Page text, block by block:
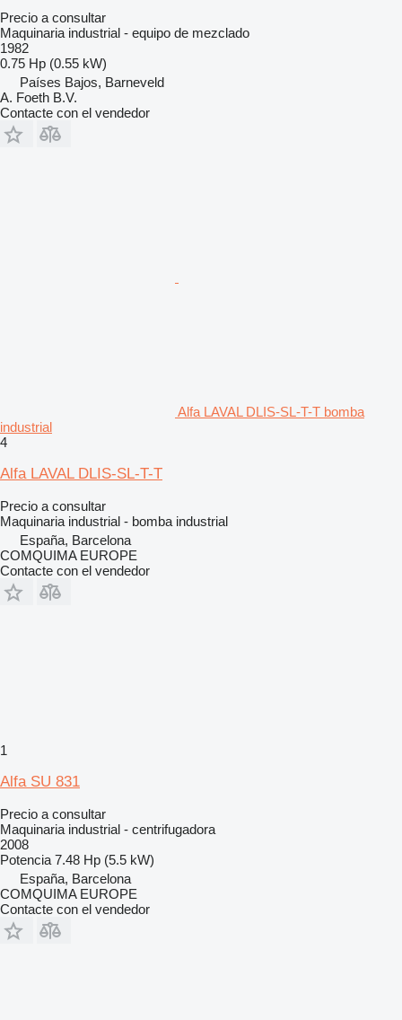
Precio a consultar
Maquinaria industrial - equipo de mezclado
1982
0.75 Hp (0.55 kW)
Países Bajos, Barneveld
A. Foeth B.V.
Contacte con el vendedor
Alfa LAVAL DLIS-SL-T-T bomba
industrial
4
Alfa LAVAL DLIS-SL-T-T
Precio a consultar
Maquinaria industrial - bomba industrial
España, Barcelona
COMQUIMA EUROPE
Contacte con el vendedor
1
Alfa SU 831
Precio a consultar
Maquinaria industrial - centrifugadora
2008
Potencia 7.48 Hp (5.5 kW)
España, Barcelona
COMQUIMA EUROPE
Contacte con el vendedor